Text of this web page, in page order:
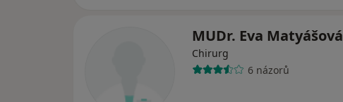
MUDr. Eva Matyášová
Chirurg
6 názorů